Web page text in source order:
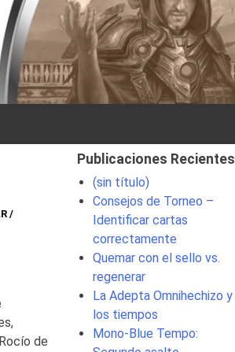
/
de
Publicaciones Recientes
(sin título)
Consejos de Torneo –
Identificar cartas
correctamente
Quemar con el sello vs.
regenerar
La Adepta Omnihechizo y
los tiempos
Mono-Blue Tempo: